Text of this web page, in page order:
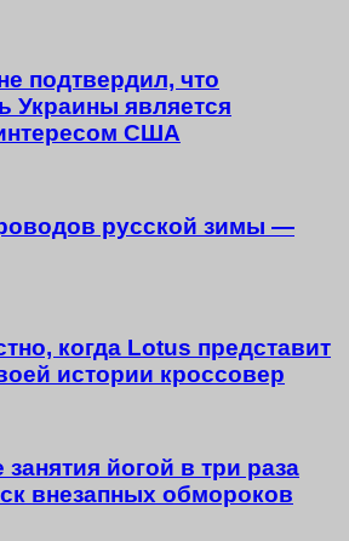
подтвердил, что
Украины является
США
русской зимы —
когда Lotus представит
истории кроссовер
йогой в три раза
внезапных обмороков